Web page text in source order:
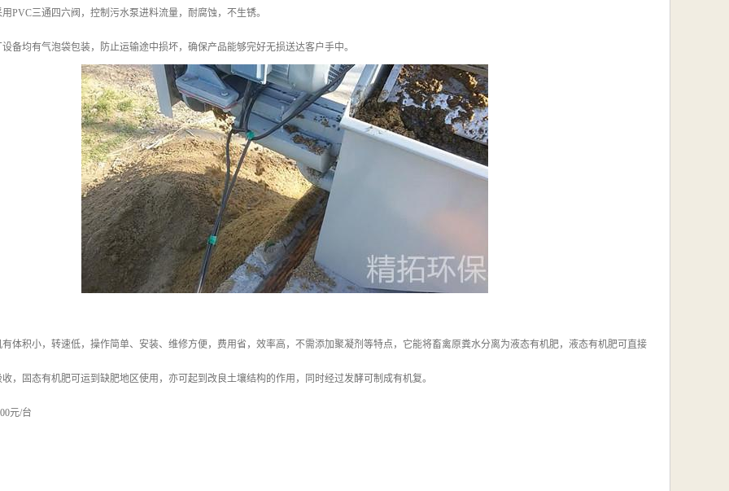
PVC三通四六阀，控制污水泵进料流量，耐腐蚀，不生锈。
备均有气泡袋包装，防止运输途中损坏，确保产品能够完好无损送达客户手中。
体积小，转速低，操作简单、安装、维修方便，费用省，效率高，不需添加聚凝剂等特点，它能将畜禽原粪水分离为液态有机肥，液态有机肥可直接
，固态有机肥可运到缺肥地区使用，亦可起到改良土壤结构的作用，同时经过发酵可制成有机复。
元/台